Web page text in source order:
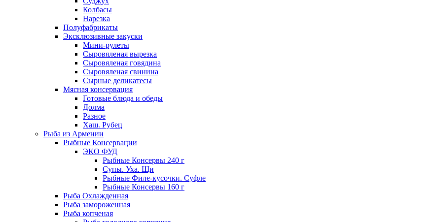
Колбасы
Нарезка
Полуфабрикаты
Эксклюзивные закуски
Мини-рулеты
Сыровяленая вырезка
Сыровяленая говядина
Сыровяленая свинина
Сырные деликатесы
Мясная консервация
Готовые блюда и обеды
Долма
Разное
Хаш. Рубец
Рыба из Армении
Рыбные Консервации
ЭКО ФУД
Рыбные Консервы 240 г
Супы. Уха. Щи
Рыбные Филе-кусочки. Суфле
Рыбные Консервы 160 г
Рыба Охлажденная
Рыба замороженная
Рыба копченая